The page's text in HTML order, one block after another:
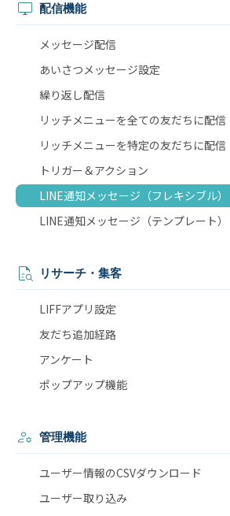
配信機能
メッセージ配信
あいさつメッセージ設定
繰り返し配信
リッチメニューを全ての友だちに配信
リッチメニューを特定の友だちに配信
トリガー＆アクション
LINE通知メッセージ（フレキシブル）
LINE通知メッセージ（テンプレート）
リサーチ・集客
LIFFアプリ設定
友だち追加経路
アンケート
ポップアップ機能
管理機能
ユーザー情報のCSVダウンロード
ユーザー取り込み